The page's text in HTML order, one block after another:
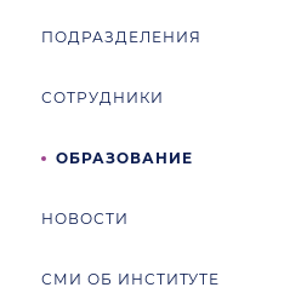
ПОДРАЗДЕЛЕНИЯ
СОТРУДНИКИ
ОБРАЗОВАНИЕ
НОВОСТИ
СМИ ОБ ИНСТИТУТЕ